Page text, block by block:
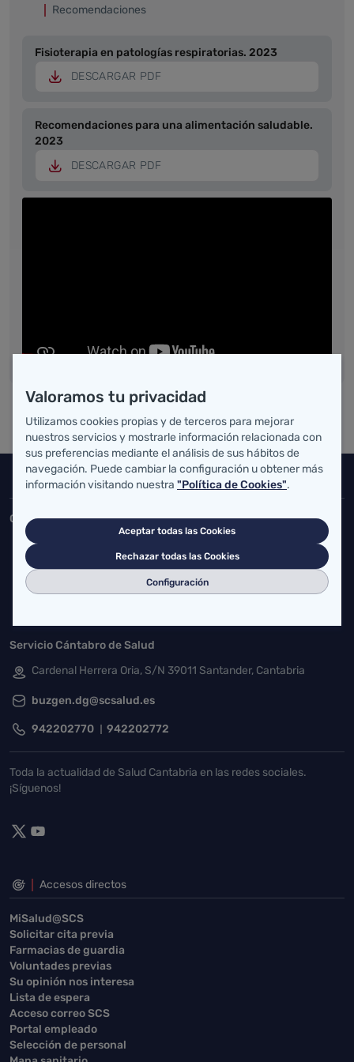
Recomendaciones
Fisioterapia en patologías respiratorias. 2023
DESCARGAR PDF
Recomendaciones para una alimentación saludable.
2023
DESCARGAR PDF
Inicio del pie de página
Salud Cantabria
Consejería de Salud
Federico Vial 13, 39009 Santander, Cantabria
atencionusuario@cantabria.es
Servicio Cántabro de Salud
Cardenal Herrera Oria, S/N 39011 Santander, Cantabria
buzgen.dg@scsalud.es
942202770 942202772
Toda la actualidad de Salud Cantabria en las redes sociales.
¡Síguenos!
Accesos directos
MiSalud@SCS
Solicitar cita previa
Farmacias de guardia
Voluntades previas
Su opinión nos interesa
Lista de espera
Acceso correo SCS
Portal empleado
Selección de personal
Valoramos tu privacidad
Utilizamos cookies propias y de terceros para mejorar
nuestros servicios y mostrarle información relacionada con
sus preferencias mediante el análisis de sus hábitos de
navegación. Puede cambiar la configuración u obtener más
información visitando nuestra "Política de Cookies".
Aceptar todas las Cookies
Rechazar todas las Cookies
Configuración